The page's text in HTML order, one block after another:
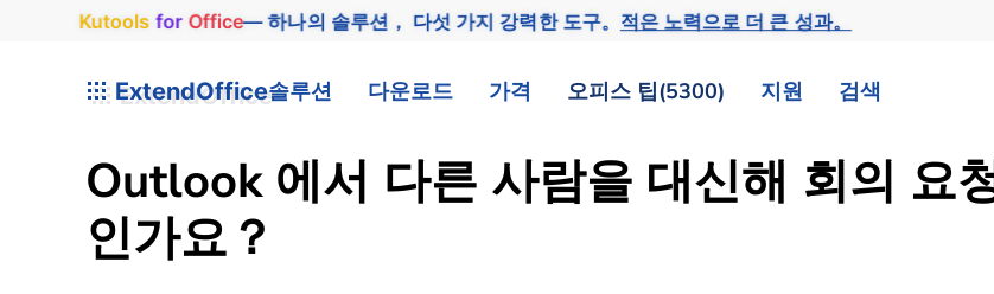
Kutools for Office— 하나의 솔루션， 다섯 가지 강력한 도구。적은 노력으로 더 큰 성과。
ExtendOffice솔루션 다운로드 가격 오피스 팁(5300) 지원 검색
Outlook 에서 다른 사람을 대신해 회의 요
인가요？